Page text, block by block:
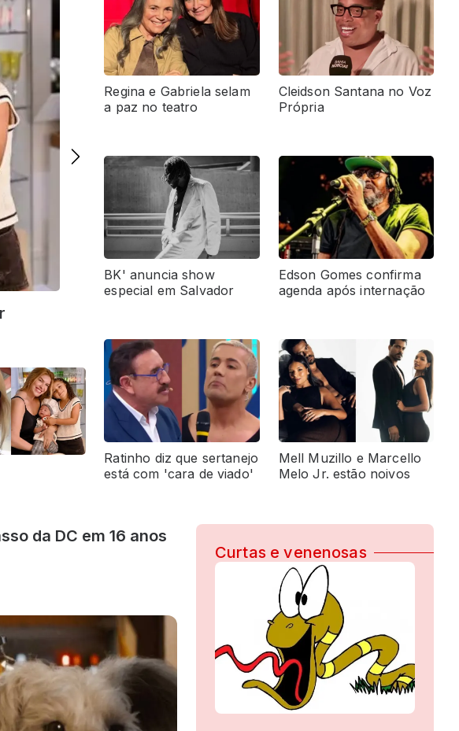
Regina e Gabriela selam
a paz no teatro
Cleidson Santana no Voz
Própria
BK' anuncia show
especial em Salvador
Edson Gomes confirma
agenda após internação
Ratinho diz que sertanejo
está com 'cara de viado'
Mell Muzillo e Marcello
Melo Jr. estão noivos
da DC em 16 anos
Curtas e venenosas